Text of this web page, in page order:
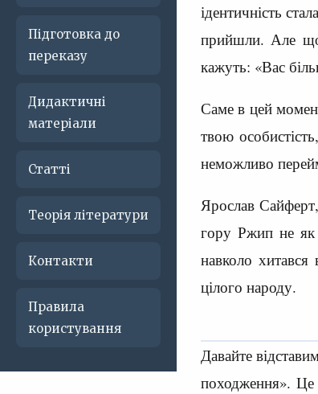
Підготовка до
переказу
Дидактичні
матеріали
Статті
Теорія літератури
Контакти
Правила
користування
ідентичність
прийшли. Але що
кажуть: «Вас
Саме в цей
твою
неможливо
Ярослав
гору Ржип не як
навколо
цілого народу.
Давайте
походження». Це